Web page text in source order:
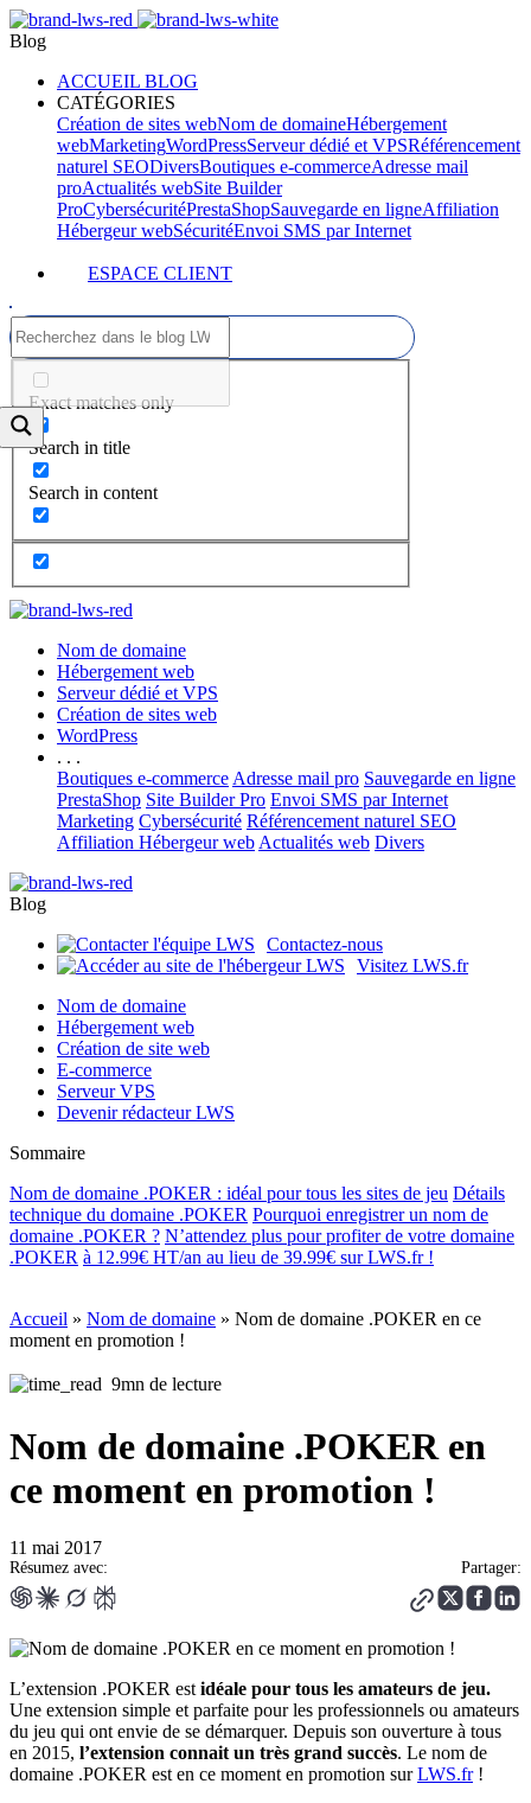
Blog
ACCUEIL BLOG
CATÉGORIES
Création de sites webNom de domaineHébergement
webMarketingWordPressServeur dédié et VPSRéférencement
naturel SEODiversBoutiques e-commerceAdresse mail
proActualités webSite Builder
ProCybersécuritéPrestaShopSauvegarde en ligneAffiliation
Hébergeur webSécuritéEnvoi SMS par Internet
ESPACE CLIENT
Exact matches only
Search in title
Search in content
Nom de domaine
Hébergement web
Serveur dédié et VPS
Création de sites web
WordPress
. . .
Boutiques e-commerce Adresse mail pro Sauvegarde en ligne
PrestaShop Site Builder Pro Envoi SMS par Internet
Marketing Cybersécurité Référencement naturel SEO
Affiliation Hébergeur web Actualités web Divers
Blog
Contactez-nous
Visitez LWS.fr
Nom de domaine
Hébergement web
Création de site web
E-commerce
Serveur VPS
Devenir rédacteur LWS
Sommaire
Nom de domaine .POKER : idéal pour tous les sites de jeu Détails
technique du domaine .POKER Pourquoi enregistrer un nom de
domaine .POKER ? N’attendez plus pour profiter de votre domaine
.POKER à 12.99€ HT/an au lieu de 39.99€ sur LWS.fr !
Accueil » Nom de domaine » Nom de domaine .POKER en ce
moment en promotion !
9mn de lecture
Nom de domaine .POKER en
ce moment en promotion !
11 mai 2017
Résumez avec: Partager:
L’extension .POKER est idéale pour tous les amateurs de jeu.
Une extension simple et parfaite pour les professionnels ou amateurs
du jeu qui ont envie de se démarquer. Depuis son ouverture à tous
en 2015, l’extension connait un très grand succès. Le nom de
domaine .POKER est en ce moment en promotion surLWS.fr!